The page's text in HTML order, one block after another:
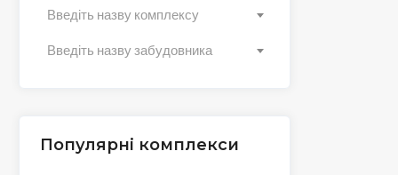
Введіть назву комплексу
Введіть назву забудовника
Популярні комплекси